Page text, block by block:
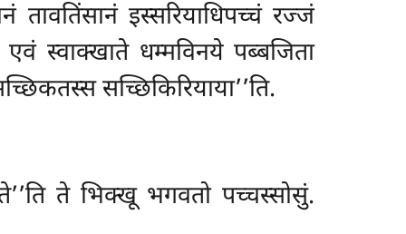
इस्सरियाधिपच्चं रज्जं
स्वाक्खाते धम्मविनये पब्बजिता
सच्छिकिरियाया’’ति.
ते भिक्खू भगवतो पच्चस्सोसुं.